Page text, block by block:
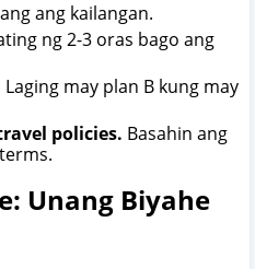
ang kailangan.
ng 2-3 oras bago ang
Laging may plan B kung may
policies. Basahin ang
Unang Biyahe